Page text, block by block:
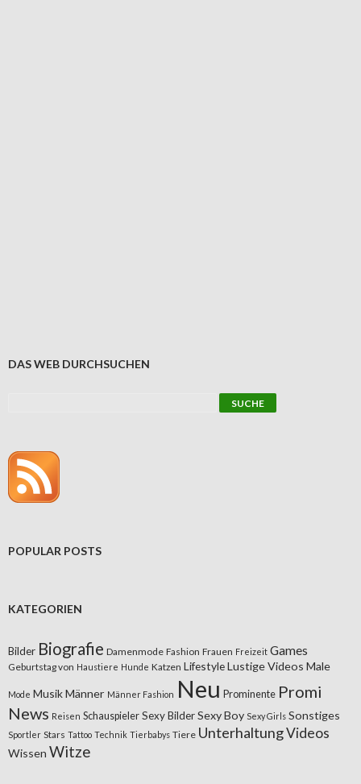
DAS WEB DURCHSUCHEN
POPULAR POSTS
KATEGORIEN
Bilder Biografie Damenmode Fashion Frauen Freizeit Games
Geburtstag von Haustiere Hunde Katzen LifestyleLustige Videos Male
Mode MusikMänner Männer Fashion Neu Prominente Promi
News Reisen Schauspieler Sexy BilderSexy Boy Sexy Girls Sonstiges
Sportler Stars Tattoo Technik Tierbabys Tiere UnterhaltungVideos
Wissen Witze